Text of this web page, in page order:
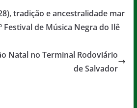
s
A
p
a
g
tradição e ancestralidade mar
Festival de Música Negra do Ilê
Natal no Terminal Rodoviário
de Salvador